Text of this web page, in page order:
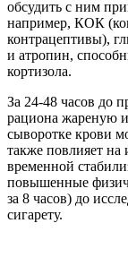
обсудить с ним
например, КОК
контрацептивы),
и атропин,
кортизола.
За 24-48 часов до
рациона жареную
сыворотке крови
также повлияет на
временной
повышенные
за 8 часов) до
сигарету.